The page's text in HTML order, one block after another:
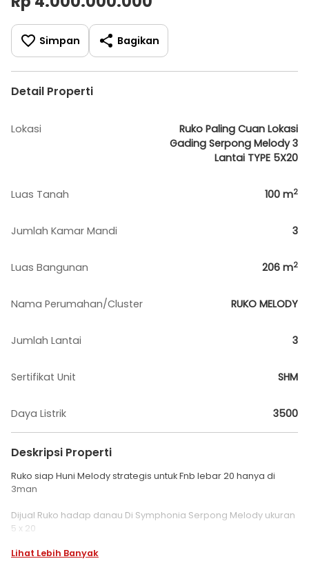
Simpan Bagikan
Detail Properti
Lokasi
Ruko Paling Cuan Lokasi
Gading Serpong Melody 3
Lantai TYPE 5X20
Luas Tanah 100 m2
Jumlah Kamar Mandi 3
Luas Bangunan 206 m2
Nama Perumahan/Cluster RUKO MELODY
Jumlah Lantai 3
Sertifikat Unit SHM
Daya Listrik 3500
Deskripsi Properti
Ruko siap Huni Melody strategis untuk Fnb lebar 20 hanya di
3man
Dijual Ruko hadap danau Di Symphonia Serpong Melody ukuran
5 x 20
Lihat Lebih Banyak